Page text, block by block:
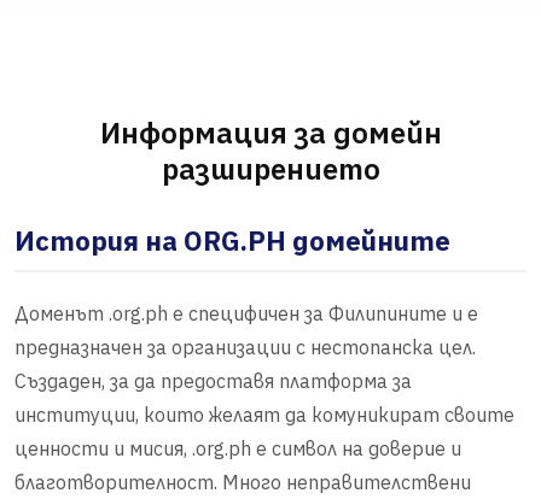
Информация за домейн
разширението
История на ORG.PH домейните
Доменът .org.ph е специфичен за Филипините и е
предназначен за организации с нестопанска цел.
Създаден, за да предоставя платформа за
институции, които желаят да комуникират своите
ценности и мисия, .org.ph е символ на доверие и
благотворителност. Много неправителствени